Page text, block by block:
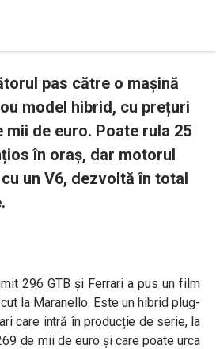
pas către o mașină
model hibrid, cu prețuri
mii de euro. Poate rula 25
în oraș, dar motorul
un V6, dezvoltă în total
296 GTB și Ferrari a pus un film
la Maranello. Este un hibrid plug-
care intră în producție de serie, la
de mii de euro și care poate urca